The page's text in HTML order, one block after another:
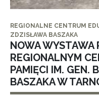
REGIONALNE CENTRUM
ZDZISŁAWA BASZAKA
NOWA WYSTAWA
REGIONALNYM
PAMIĘCI IM. GEN.
BASZAKA W